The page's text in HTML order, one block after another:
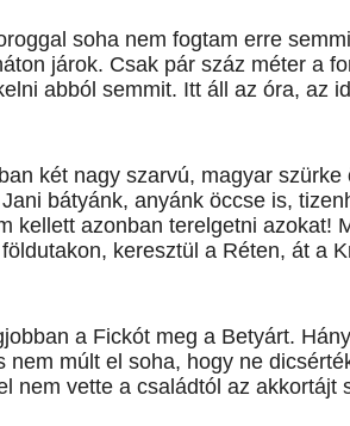
soha nem fogtam erre
járok. Csak pár száz méter a
abból semmit. Itt áll az óra, az
két nagy szarvú, magyar szürke
bátyánk, anyánk öccse is,
kellett azonban terelgetni azokat!
keresztül a Réten, át a
a Fickót meg a Betyárt.
múlt el soha, hogy ne
nem vette a családtól az akkortájt